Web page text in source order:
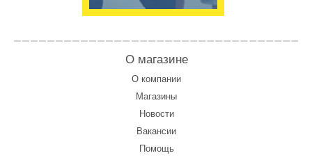
О магазине
О компании
Магазины
Новости
Вакансии
Помощь